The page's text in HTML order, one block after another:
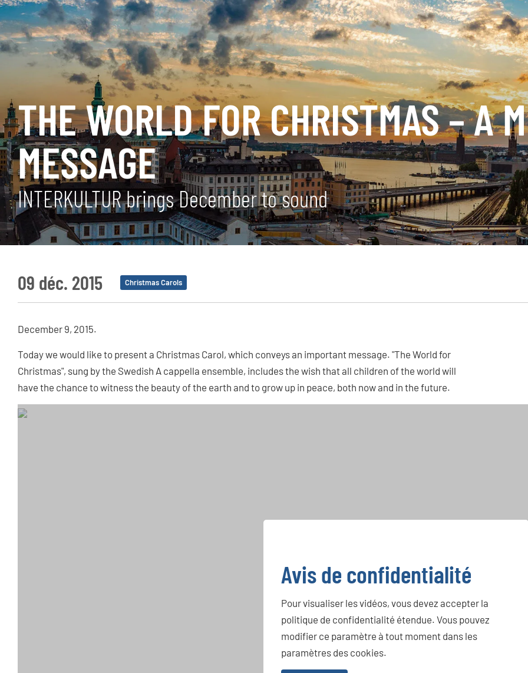
THE WORLD FOR CHRISTMAS – A
MESSAGE
INTERKULTUR brings December to sound
09 déc. 2015 Christmas Carols
December 9, 2015.
Today we would like to present a Christmas Carol, which conveys an important message. "The World for
Christmas", sung by the Swedish A cappella ensemble, includes the wish that all children of the world will
have the chance to witness the beauty of the earth and to grow up in peace, both now and in the future.
Avis de confidentialité
Pour visualiser les vidéos, vous devez accepter la
politique de confidentialité étendue. Vous pouvez
modifier ce paramètre à tout moment dans les
paramètres des cookies.